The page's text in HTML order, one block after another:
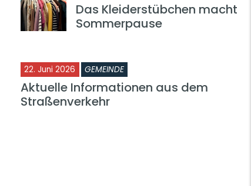
Das Kleiderstübchen macht
Sommerpause
22. Juni 2026 GEMEINDE
Aktuelle Informationen aus dem
Straßenverkehr